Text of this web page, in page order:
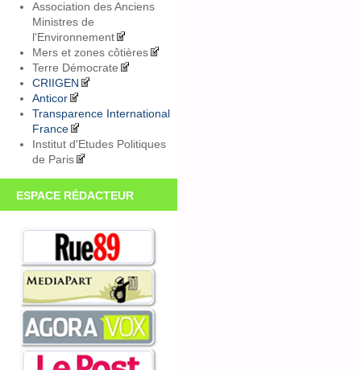
Association des Anciens
Ministres de
l'Environnement
Mers et zones côtières
Terre Démocrate
CRIIGEN
Anticor
Transparence International
France
Institut d'Etudes Politiques
de Paris
ESPACE RÉDACTEUR